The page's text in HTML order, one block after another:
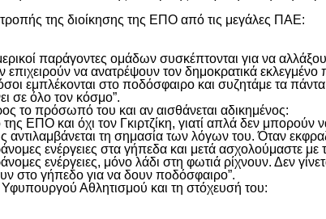
της διοίκησης της ΕΠΟ από τις μεγάλες ΠΑΕ:
παράγοντες ομάδων συσκέπτονται για να
να ανατρέψουν τον δημοκρατικά
εμπλέκονται στο ποδόσφαιρο και συζητάμε τα
σε όλο τον κόσμο”.
το πρόσωπό του και αν αισθάνεται αδικημένος:
ΕΠΟ και όχι τον Γκιρτζίκη, γιατί απλά δεν
αντιλαμβάνεται τη σημασία των λόγων του. Όταν
ενέργειες στα γήπεδα και μετά ασχολούμαστε
ενέργειες, μόνο λάδι στη φωτιά ρίχνουν. Δεν
στο γήπεδο για να δουν ποδόσφαιρο”.
Υφυπουργού Αθλητισμού και τη στόχευσή του: